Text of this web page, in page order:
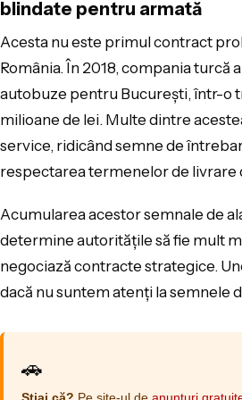
blindate pentru armată
Acesta nu este primul contract
România. În 2018, compania turcă
autobuze pentru București, într-o
milioane de lei. Multe dintre
service, ridicând semne de
respectarea termenelor de livrare
Acumularea acestor semnale de
determine autoritățile să fie mult
negociază contracte strategice.
dacă nu suntem atenți la semnele
🚗